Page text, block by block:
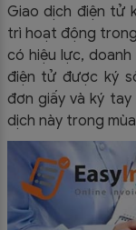
Giao dịch điện tử
trì hoạt động
có hiệu lực,
điện tử được ký
đơn giấy và ký
dịch này trong